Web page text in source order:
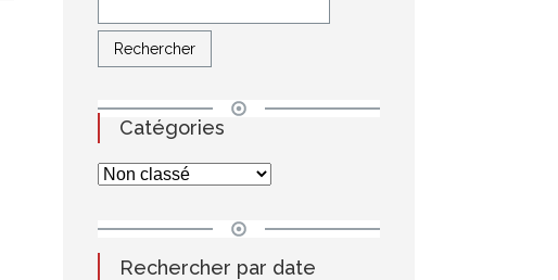
Catégories
Rechercher par date